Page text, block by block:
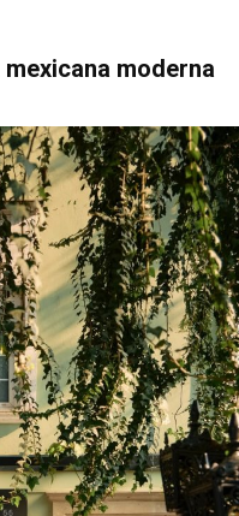
moderna